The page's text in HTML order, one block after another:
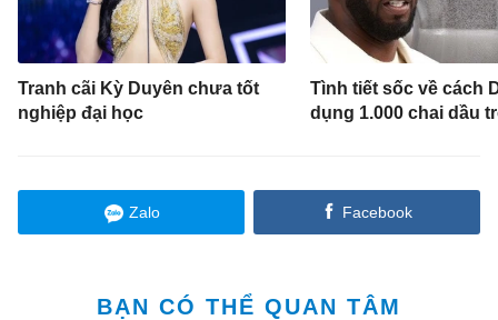
Tranh cãi Kỳ Duyên chưa tốt
nghiệp đại học
Tình tiết sốc về cách
dụng 1.000 chai dầu
Zalo Facebook
BẠN CÓ THỂ QUAN TÂM